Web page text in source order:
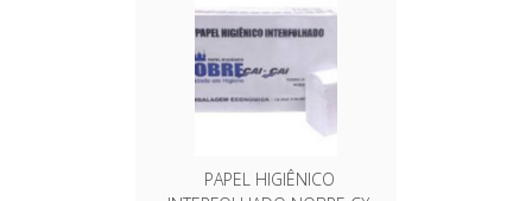
PAPEL HIGIÊNICO